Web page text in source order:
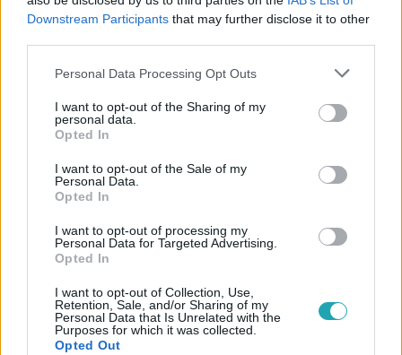
Downstream Participants that may further disclose it to other
Please note that this website/app uses one or more Google
not limited to your visit or usage behaviour. You may click to
grant or deny consent to Google and its third-party tags to
use your data for below specified purposes in below Google
consent section.
Personal Data Processing Opt Outs
I want to opt-out of the Sharing of my
personal data.
Opted In
I want to opt-out of the Sale of my
Personal Data.
Opted In
I want to opt-out of processing my
Personal Data for Targeted Advertising.
Opted In
I want to opt-out of Collection, Use,
Retention, Sale, and/or Sharing of my
Personal Data that Is Unrelated with the
Purposes for which it was collected.
Opted Out
ASZÁLY #ANTICIKLON
Népszerű